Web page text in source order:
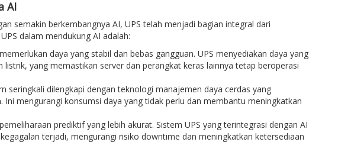
AI
semakin berkembangnya AI, UPS telah menjadi bagian integral dari
dalam mendukung AI adalah:
daya yang stabil dan bebas gangguan. UPS menyediakan daya yang
yang memastikan server dan perangkat keras lainnya tetap beroperasi
seringkali dilengkapi dengan teknologi manajemen daya cerdas yang
mengurangi konsumsi daya yang tidak perlu dan membantu meningkatkan
prediktif yang lebih akurat. Sistem UPS yang terintegrasi dengan AI
terjadi, mengurangi risiko downtime dan meningkatkan ketersediaan